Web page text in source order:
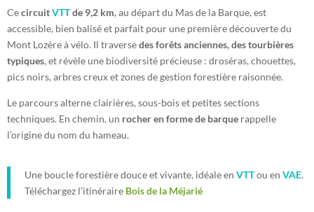
CecircuitVTTde 9,2 km, au départ du Mas de la Barque, est
accessible, bien balisé et parfait pour une première découverte du
Mont Lozère à vélo. Il traversedes forêts anciennes, des tourbières
typiques, et révèle une biodiversité précieuse : droséras, chouettes,
pics noirs, arbres creux et zones de gestion forestière raisonnée.
Le parcours alterne clairières, sous-bois et petites sections
techniques. En chemin, un rocher en forme de barque rappelle
l’origine du nom du hameau.
Une boucle forestière douce et vivante, idéale en VTTou en VAE.
Téléchargez l’itinéraire Bois de la Méjarié